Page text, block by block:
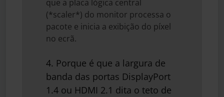
que a placa lógica central
(*scaler*) do monitor processa o
pacote e inicia a exibição do píxel
no ecrã.
4. Porque é que a largura de
banda das portas DisplayPort
1.4 ou HDMI 2.1 dita o teto de